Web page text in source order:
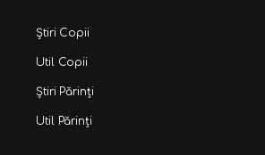
Știri Copii
Util Copii
Știri Părinți
Util Părinți